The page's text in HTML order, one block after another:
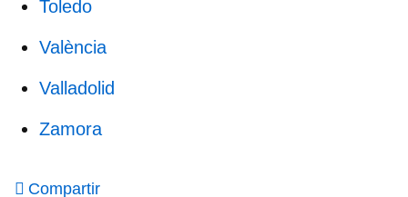
Toledo
València
Valladolid
Zamora
Compartir